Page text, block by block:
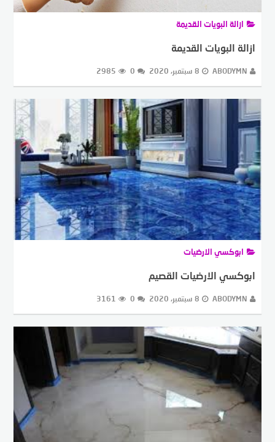
ازالة البويات القديمة
ازالة البويات القديمة
ABODYMN 8 سبتمبر، 2020 0
2985
ابوكسي الارضيات
ابوكسي الارضيات القصيم
ABODYMN 8 سبتمبر، 2020 0
3161